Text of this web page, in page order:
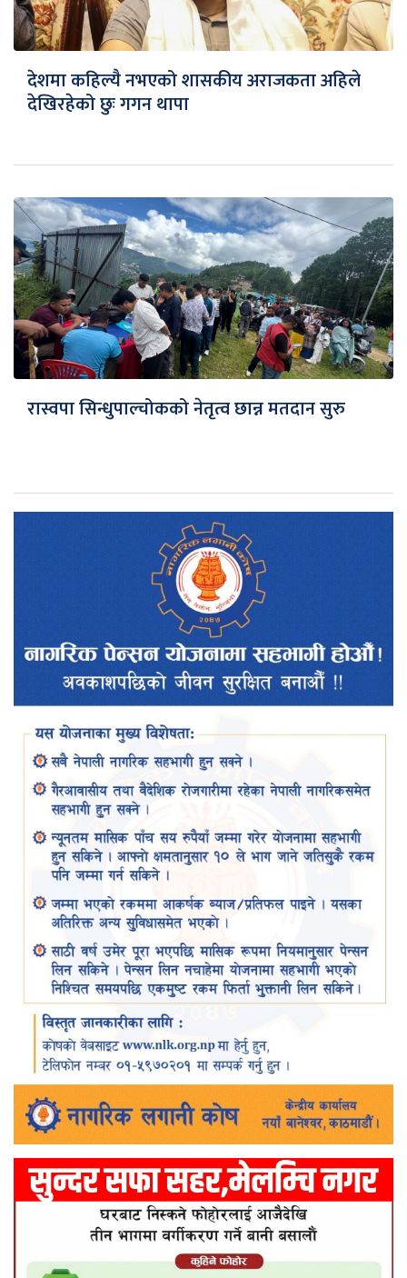
देशमा कहिल्यै नभएको शासकीय अराजकता अहिले
देखिरहेको छुः गगन थापा
रास्वपा सिन्धुपाल्चोकको नेतृत्व छान्न मतदान सुरु